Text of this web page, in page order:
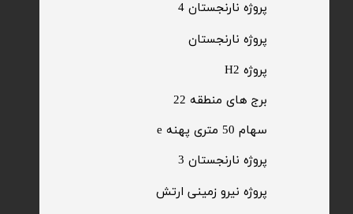
​سهام 50 متری پهنه e
برج های منطقه 22
پروژه H2
​پروژه نارنجستان
​پروژه نیرو زمینی ارتش
پروژه نارنجستان 4
​پروژه نارنجستان 3